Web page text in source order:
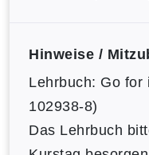
Hinweise /
Lehrbuch: Go for
102938-8)
Das Lehrbuch